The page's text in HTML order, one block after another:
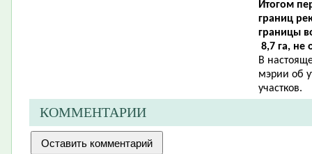
Итогом
границ
границы
8,7 га, не
В
мэрии об
участков.
КОММЕНТАРИИ